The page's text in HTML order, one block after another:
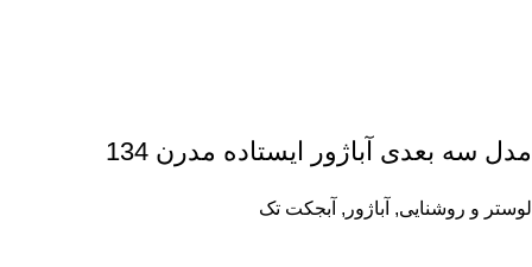
مدل سه بعدی آباژور ایستاده مدرن 134
لوستر و روشنایی, آباژور , آبجکت تک